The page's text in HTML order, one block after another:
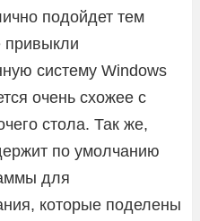
подойдет тем
привыкли
систему Windows
очень схожее с
стола. Так же,
по умолчанию
для
которые поделены